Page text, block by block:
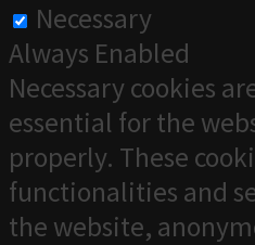
Necessary
Always Enabled
Necessary cookies
essential for the
properly. These
functionalities and
the website,